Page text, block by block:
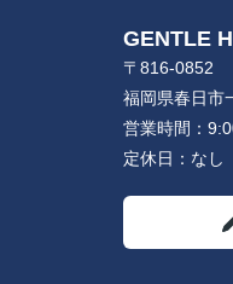
GENTLE
〒816-0852
福岡県春日市
営業時間：
定休日： なし